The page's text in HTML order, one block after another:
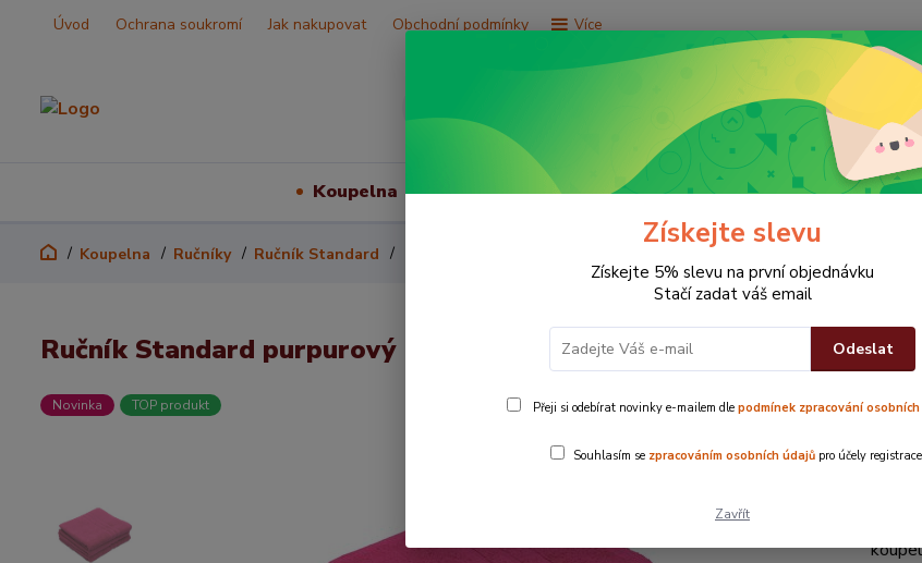
Úvod Ochrana soukromí Jak nakupovat Obchodní podmínky Více
Koupelna Vše za 9,9 Kč Vše za 29,9 Kč Vše za
Koupelna Ručníky Ručník Standard
Ručník Standard purpurový
Novinka TOP produkt
Získejte slevu
Získejte 5% slevu na první objednávku
Stačí zadat váš email
Odeslat
Přeji si odebírat novinky e-mailem dle podmínek zpracování
Souhlasím se zpracováním osobních údajů pro účely
Zavřít